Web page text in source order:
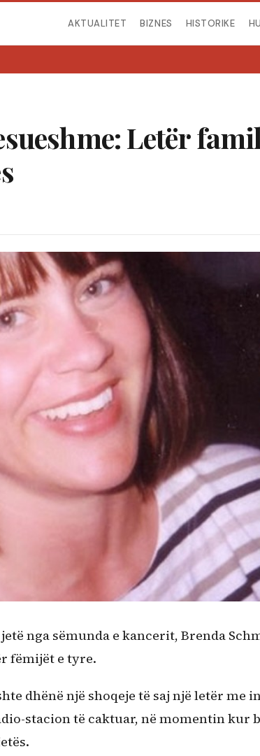
AKTUALITET BIZNES HISTORIKE
Letër
nga sëmunda e kancerit, Brenda
fëmijët e tyre.
dhënë një shoqeje të saj një letër me
stacion të caktuar, në momentin kur